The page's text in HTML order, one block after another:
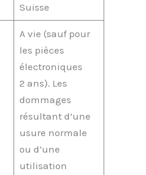
Suisse
A vie (sauf pour
les pièces
électroniques
2 ans). Les
dommages
résultant d’une
usure normale
ou d’une
utilisation